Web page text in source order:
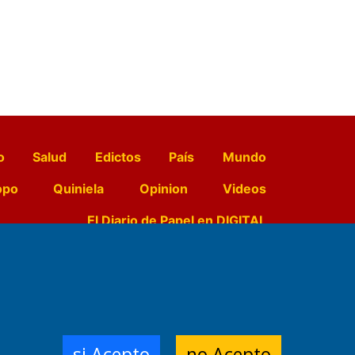
Salud Edictos País
Mundo
Quiniela Opinion
Videos
El Diario de Papel en DIGITAL